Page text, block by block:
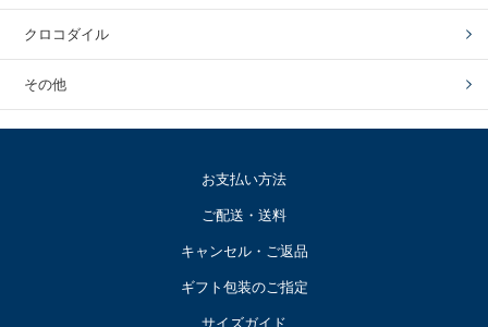
クロコダイル
その他
お支払い方法
ご配送・送料
キャンセル・ご返品
ギフト包装のご指定
サイズガイド